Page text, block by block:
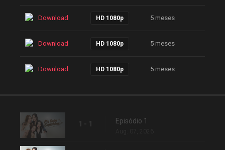
Download HD 1080p 5 meses
Download HD 1080p 5 meses
Download HD 1080p 5 meses
1 - 1 Episódio 1